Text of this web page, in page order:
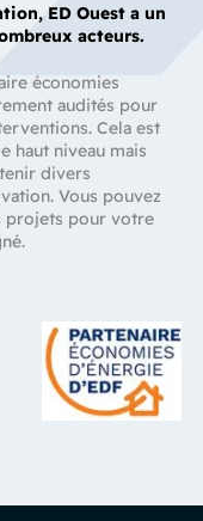
ED Ouest a un
acteurs.
économies
audités pour
Cela est
haut niveau mais
divers
Vous pouvez
projets pour votre